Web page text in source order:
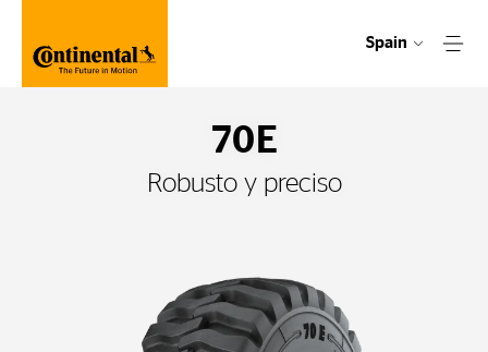
Spain
70E
Robusto y preciso